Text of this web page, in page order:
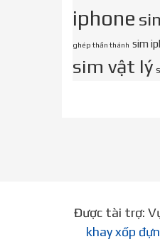
iphone
ghép thần thánh sim
sim vật lý
Được tài trợ:
khay xốp